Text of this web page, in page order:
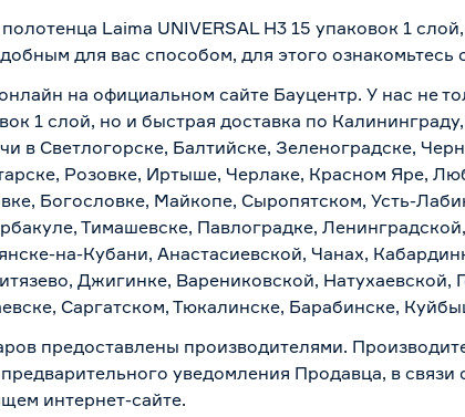
Laima UNIVERSAL H3 15 упаковок 1
для вас способом, для этого ознакомьтесь
на официальном сайте Бауцентр. У нас не
1 слой, но и быстрая доставка по
в Светлогорске, Балтийске, Зеленоградске,
Розовке, Иртыше, Черлаке, Красном Яре,
Богословке, Майкопе, Сыропятском, Усть-
Тимашевске, Павлоградке,
на-Кубани, Анастасиевской, Чанах,
Джигинке, Варениковской, Натухаевской,
Саргатском, Тюкалинске, Барабинске,
предоставлены производителями.
уведомления Продавца, в связи
интернет-сайте.